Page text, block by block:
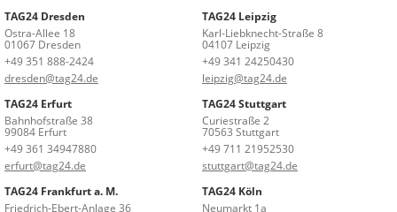
TAG24 Dresden
Ostra-Allee 18
01067 Dresden
+49 351 888-2424
dresden@tag24.de
TAG24 Leipzig
Karl-Liebknecht-Straße 8
04107 Leipzig
+49 341 24250430
leipzig@tag24.de
TAG24 Erfurt
Bahnhofstraße 38
99084 Erfurt
+49 361 34947880
erfurt@tag24.de
TAG24 Stuttgart
Curiestraße 2
70563 Stuttgart
+49 711 21952530
stuttgart@tag24.de
TAG24 Frankfurt a. M.
Friedrich-Ebert-Anlage 36
TAG24 Köln
Neumarkt 1a